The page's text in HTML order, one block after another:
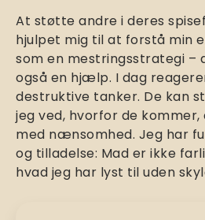
At støtte andre i deres
hjulpet mig til at forstå min
som en mestringsstrategi –
også en hjælp. I dag
destruktive tanker. De kan
jeg ved, hvorfor de
med nænsomhed. Jeg har
og tilladelse: Mad er ikke
hvad jeg har lyst til uden